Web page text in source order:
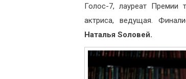
Голос-7, лауреат Премии
актриса, ведущая.
Наталья Sоловей.